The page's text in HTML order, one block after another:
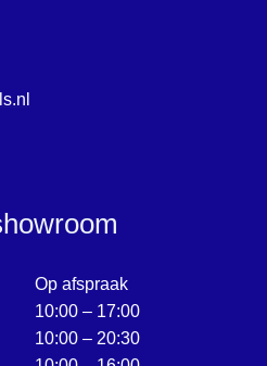
Op afspraak
10:00 – 17:00
10:00 – 20:30